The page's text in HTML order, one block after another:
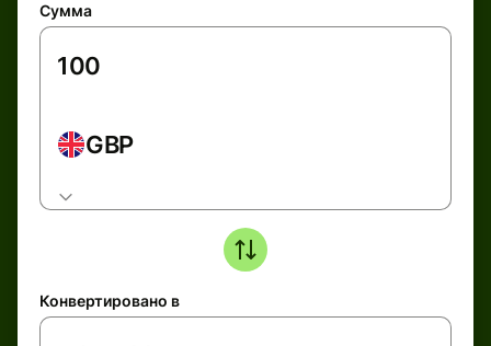
Сумма
GBP
Конвертировано в